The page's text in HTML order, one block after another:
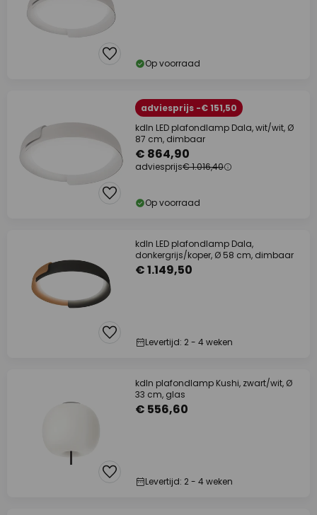
Op voorraad
adviesprijs -€ 151,50
kdln LED plafondlamp Dala, wit/wit, Ø
87 cm, dimbaar
€ 864,90
adviesprijs€ 1.016,40
Op voorraad
kdln LED plafondlamp Dala,
donkergrijs/koper, Ø 58 cm, dimbaar
€ 1.149,50
Levertijd: 2 - 4 weken
kdln plafondlamp Kushi, zwart/wit, Ø
33 cm, glas
€ 556,60
Levertijd: 2 - 4 weken